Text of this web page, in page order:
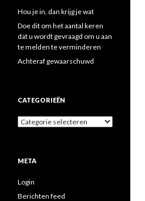
Hou je in, dan krijg je wat
Doe dit om het aantal keren
dat u wordt gevraagd om u aan
te melden te verminderen
Achteraf gewaarschuwd
CATEGORIEËN
Categorieën
META
Login
Berichten feed